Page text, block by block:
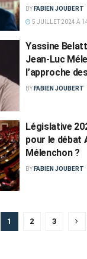
BY FABIEN JOUBERT
5 JUILLET 2024 À
Yassine
Jean-Luc
l’approche
BY FABIEN JOUBERT
Législative
pour le débat
Mélenchon ?
BY FABIEN JOUBERT
1 2 3